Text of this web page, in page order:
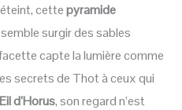
éteint, cettepyramide
surgir des sables
capte la lumière comme
secrets de Thot à ceux qui
d’Horus, son regard n’est